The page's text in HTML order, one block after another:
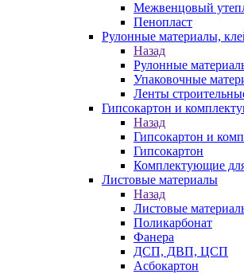
Межвенцовый
Пенопласт
Рулонные материалы,
Назад
Рулонные
Упаковочные
Ленты
Гипсокартон и
Назад
Гипсокартон и
Гипсокартон
Комплектующие
Листовые материалы
Назад
Листовые
Поликарбонат
Фанера
ДСП, ДВП, ЦСП
Асбокартон